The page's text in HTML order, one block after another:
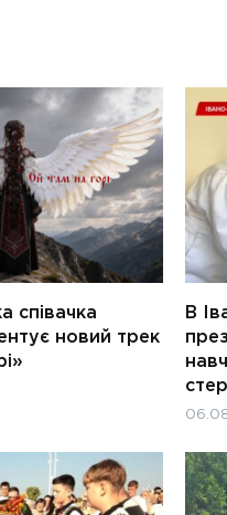
співачка
новий трек
В